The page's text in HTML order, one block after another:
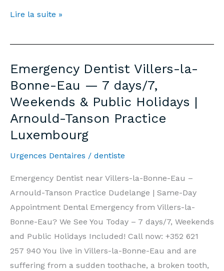
Dentiste
Villers-
Bonne-
Eau
—
7j/7,
Week-
et
Jours
Fériés
Cabinet
Arnould-
Tanson
Luxembourg
Lire la suite »
Emergency Dentist Villers-la-
Bonne-Eau — 7 days/7,
Weekends & Public Holidays |
Arnould-Tanson Practice
Luxembourg
Urgences Dentaires / dentiste
Emergency Dentist near Villers-la-Bonne-Eau –
Arnould-Tanson Practice Dudelange | Same-Day
Appointment Dental Emergency from Villers-la-
Bonne-Eau? We See You Today – 7 days/7, Weekends
and Public Holidays Included! Call now: +352 621
257 940 You live in Villers-la-Bonne-Eau and are
suffering from a sudden toothache, a broken tooth,